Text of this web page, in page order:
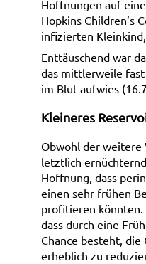
Hoffnungen auf
Hopkins Children’s
infizierten
Enttäuschend war
das mittlerweile fast
im Blut aufwies
Kleineres
Obwohl der weitere
letztlich
Hoffnung, dass
einen sehr frühen
profitieren könnten.
dass durch eine
Chance besteht,
erheblich zu